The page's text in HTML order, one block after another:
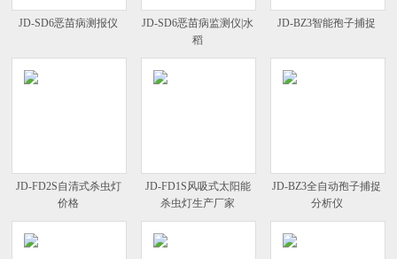
JD-SD6恶苗病测报仪
JD-SD6恶苗病监测仪|水
稻
JD-BZ3智能孢子捕捉
JD-FD2S自清式杀虫灯
价格
JD-FD1S风吸式太阳能
杀虫灯生产厂家
JD-BZ3全自动孢子捕捉
分析仪